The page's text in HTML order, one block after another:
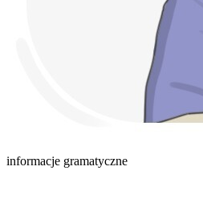
informacje gramatyczne